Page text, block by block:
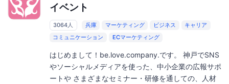
イベント
3064人 兵庫 マーケティング ビジネス
キャリア
コミュニケーション
ECマーケティング
はじめまして！be.love.company.です。 神戸でSNS
やソーシャルメディアを使った、中小企業の広報サポ
ートや さまざまなセミナー・研修を通しての、人材